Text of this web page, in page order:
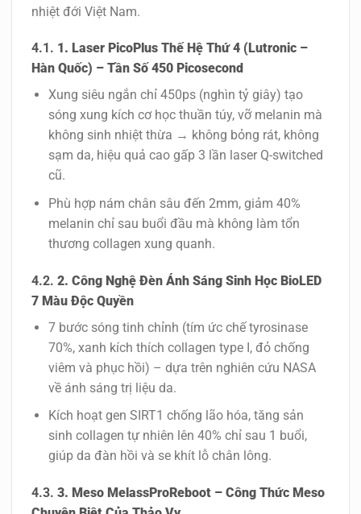
nhiệt đới Việt Nam.
1. Laser PicoPlus Thế Hệ Thứ 4 (Lutronic –
Hàn Quốc) – Tần Số 450 Picosecond
Xung siêu ngắn chỉ 450ps (nghìn tỷ giây) tạo
sóng xung kích cơ học thuần túy, vỡ melanin mà
không sinh nhiệt thừa → không bỏng rát, không
sạm da, hiệu quả cao gấp 3 lần laser Q-switched
cũ.
Phù hợp nám chân sâu đến 2mm, giảm 40%
melanin chỉ sau buổi đầu mà không làm tổn
thương collagen xung quanh.
2. Công Nghệ Đèn Ánh Sáng Sinh Học BioLED
7 Màu Độc Quyền
7 bước sóng tinh chỉnh (tím ức chế tyrosinase
70%, xanh kích thích collagen type I, đỏ chống
viêm và phục hồi) – dựa trên nghiên cứu NASA
về ánh sáng trị liệu da.
Kích hoạt gen SIRT1 chống lão hóa, tăng sản
sinh collagen tự nhiên lên 40% chỉ sau 1 buổi,
giúp da đàn hồi và se khít lỗ chân lông.
3. Meso MelassProReboot – Công Thức Meso